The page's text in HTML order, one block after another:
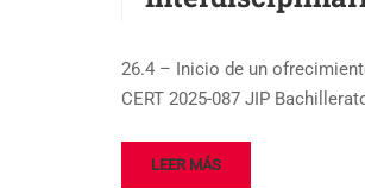
26.4 – Inicio de un
CERT 2025-087 JIP
LEER MÁS